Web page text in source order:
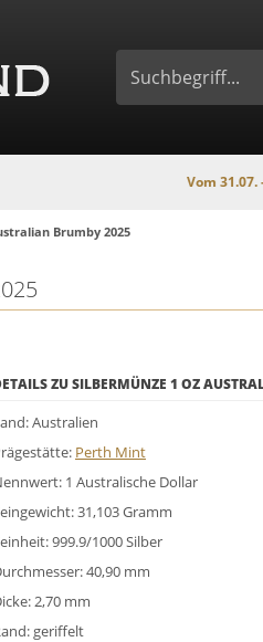
Vom 31.07. - 19.08.
Brumby 2025
ZU SILBERMÜNZE 1 OZ
Australien
Perth Mint
1 Australische Dollar
31,103 Gramm
999.9/1000 Silber
40,90 mm
2,70 mm
geriffelt